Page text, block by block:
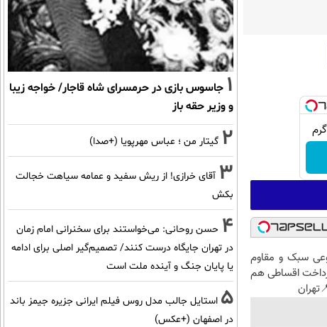
سبک و مقاوم
اقساطی هم
1 جاسوس بازی در حرمسرای شاه قاجار/ خواجه زیبا
و وزیر حقه باز
2 گیتار من ؛ عباس مهرپویا (+صدا)
3 آقای خرازی! از ریش سفید و عمامه سیاهت خجالت
بکش
4 حسن روحانی: می‌خواستند برای سخنرانی امام زمان
در تهران جایگاه درست کنند/ تصمیم‌گیر اصلی برای ادامه
یا پایان جنگ و آینده ملت است
5 استایل جالب مدل روس فیلم ایرانی جزیره جیمز باند
در اصفهان (+عکس)